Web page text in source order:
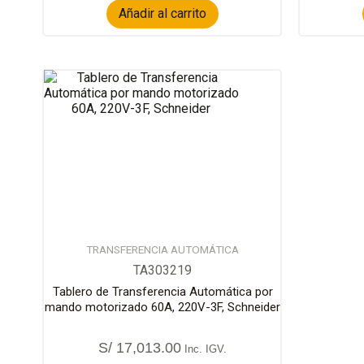
Añadir al carrito
TRANSFERENCIA AUTOMÁTICA
TA303219
Tablero de Transferencia Automática por
mando motorizado 60A, 220V-3F, Schneider
S/17,013.00